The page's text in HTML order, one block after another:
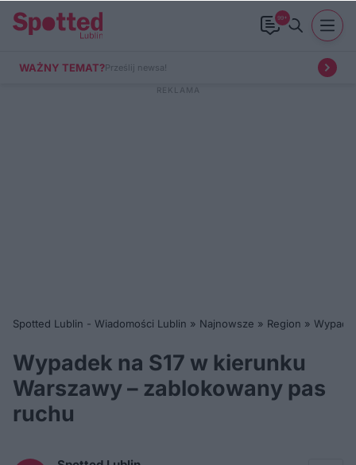
99+
WAŻNY TEMAT?Prześlij newsa!
Spotted Lublin - Wiadomości Lublin » Najnowsze » Region »
Wypadek na S17 w kierunku
Warszawy – zablokowany pas
ruchu